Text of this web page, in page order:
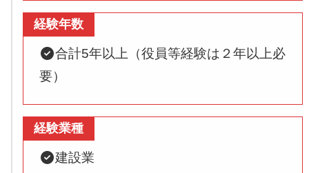
経験年数
合計5年以上（役員等経験は２年以上必
要）
経験業種
建設業